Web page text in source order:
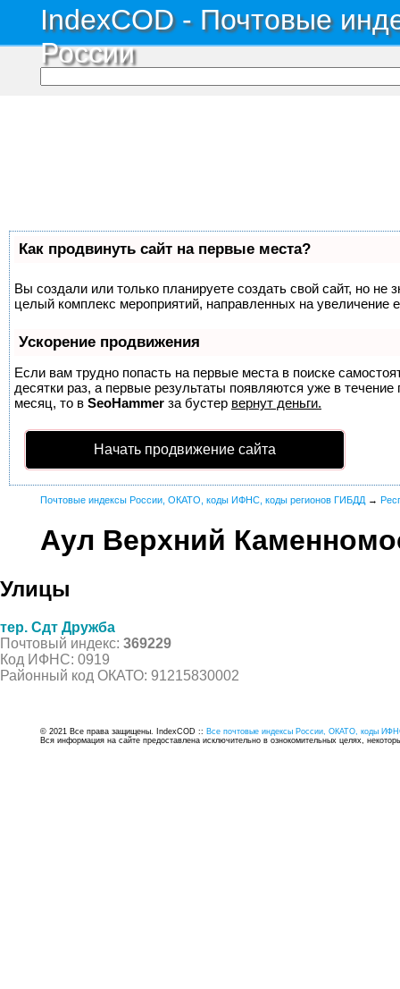
IndexCOD - Почтовые
России
Как продвинуть сайт на первые места?
Вы создали или только планируете создать свой сайт, но не
целый комплекс мероприятий, направленных на увеличение
Ускорение продвижения
Если вам трудно попасть на первые места в поиске
десятки раз, а первые результаты появляются уже в
месяц, то в SeoHammer за бустер вернут деньги.
Начать продвижение сайта
Почтовые индексы России, ОКАТО, коды ИФНС, коды регионов ГИБДД →
Аул Верхний
Улицы
тер. Сдт Дружба
Почтовый индекс: 369229
Код ИФНС: 0919
Районный код ОКАТО: 91215830002
© 2021 Все права защищены. IndexCOD :: Все почтовые индексы России, ОКАТО, коды
Вся информация на сайте предоставлена исключительно в ознокомительных целях,